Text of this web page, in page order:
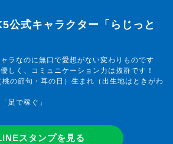
公式キャラクター「らじっと
ラなのに無口で愛想がない変わりものです
しく、コミュニケーション力は抜群です！
の節句・耳の日）生まれ（出生地はときがわ
足で稼ぐ」
スタンプを見る